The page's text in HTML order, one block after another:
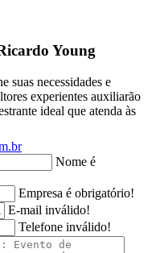
Young
suas necessidades e
experientes auxiliarão
ideal que atenda às
Nome é
Empresa é obrigatório!
E-mail inválido!
Telefone inválido!